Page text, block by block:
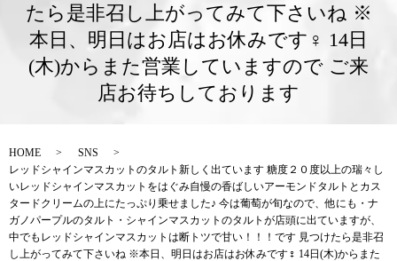
たら是非召し上がってみて下さいね ※
本日、明日はお店はお休みです‍♀️ 14日
(木)からまた営業していますので ご来
店お待ちしております
HOME
SNS
レッドシャインマスカットのタルト新しく出ています 糖度２０度以上の瑞々し
いレッドシャインマスカットをはぐみ自慢の香ばしいアーモンドタルトとカス
タードクリームの上にたっぷり乗せました♪ 今は葡萄が旬なので、他にも・ナ
ガノパープルのタルト・シャインマスカットのタルトが店頭に出ていますが、
中でもレッドシャインマスカットは断トツで甘い！！！です 見つけたら是非召
し上がってみて下さいね ※本日、明日はお店はお休みです‍♀️ 14日(木)からまた